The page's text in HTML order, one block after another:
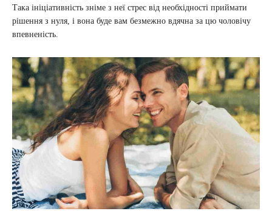
Така ініціативність зніме з неї стрес від необхідності приймати
рішення з нуля, і вона буде вам безмежно вдячна за цю чоловічу
впевненість.